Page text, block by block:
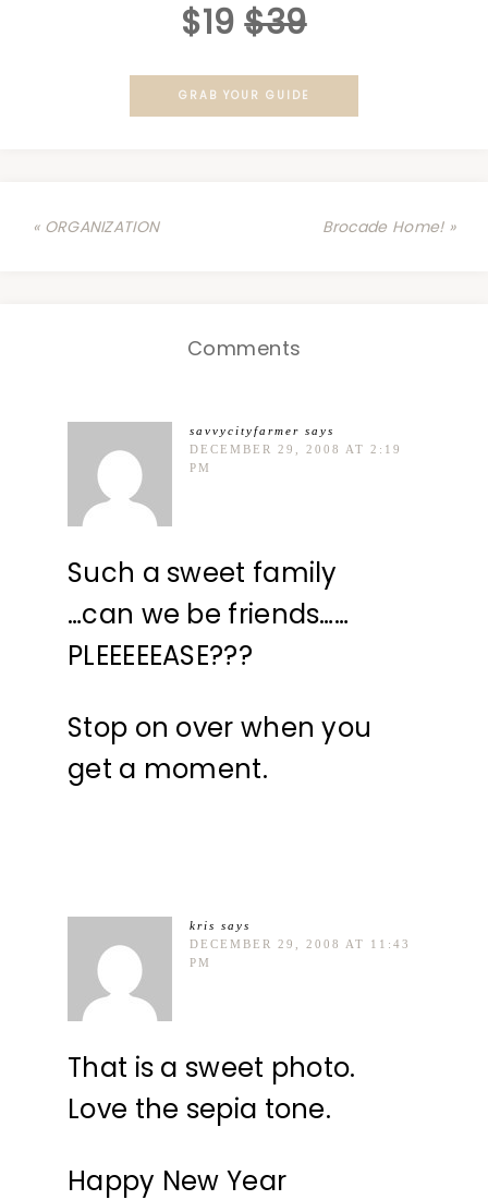
$19 $39
GRAB YOUR GUIDE
« ORGANIZATION Brocade Home! »
Comments
savvycityfarmer says
DECEMBER 29, 2008 AT 2:19
PM
Such a sweet family
…can we be friends……
PLEEEEEASE???
Stop on over when you
get a moment.
kris says
DECEMBER 29, 2008 AT 11:43
PM
That is a sweet photo.
Love the sepia tone.
Happy New Year